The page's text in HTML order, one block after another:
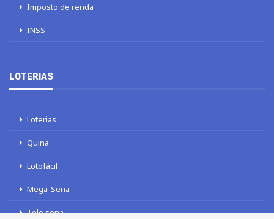
Imposto de renda
INSS
LOTERIAS
Loterias
Quina
Lotofácil
Mega-Sena
Tele sena